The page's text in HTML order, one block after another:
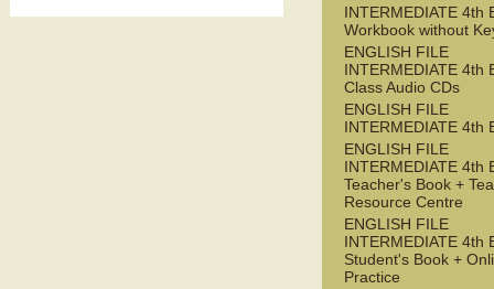
INTERMEDIATE 4th
Workbook without
ENGLISH FILE
INTERMEDIATE 4th
Class Audio CDs
ENGLISH FILE
INTERMEDIATE 4th
ENGLISH FILE
INTERMEDIATE 4th
Teacher's Book +
Resource Centre
ENGLISH FILE
INTERMEDIATE 4th
Student's Book +
Practice